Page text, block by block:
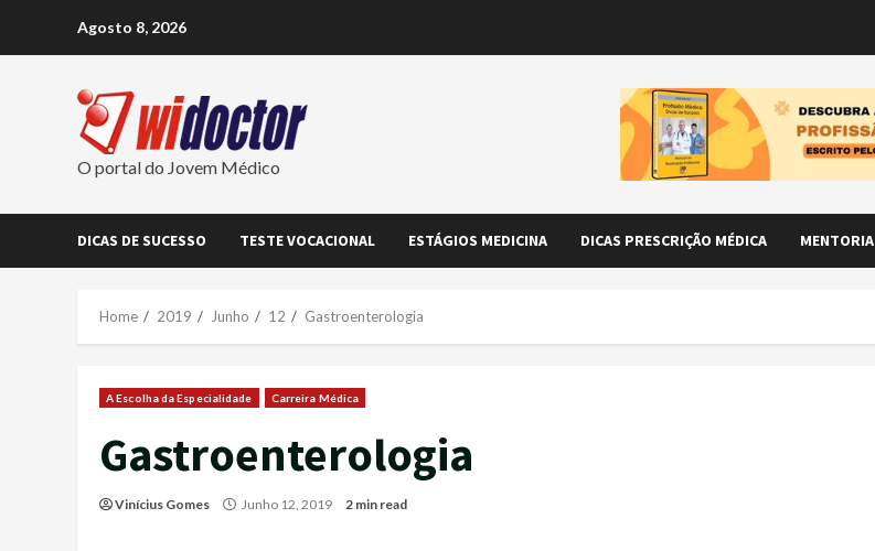
Agosto 8, 2026
O portal do Jovem Médico
DICAS DE SUCESSO TESTE VOCACIONAL ESTÁGIOS MEDICINA DICAS PRESCRIÇÃO MÉDICA MENTORIA
Home 2019 Junho 12 Gastroenterologia
A Escolha da Especialidade Carreira Médica
Gastroenterologia
Vinícius Gomes Junho 12, 2019 2 min read